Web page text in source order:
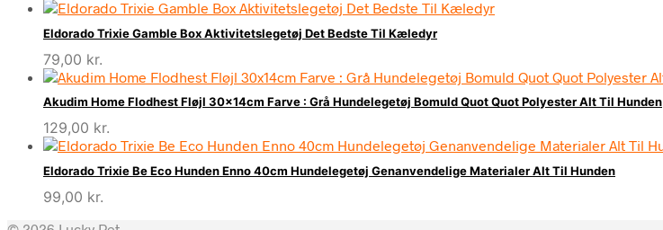
Eldorado Trixie Gamble Box Aktivitetslegetøj Det Bedste Til Kæledyr
79,00 kr.
Akudim Home Flodhest Fløjl 30x14cm Farve : Grå Hundelegetøj Bomuld Quot Quot Polyester Alt Til Hunden
129,00 kr.
Eldorado Trixie Be Eco Hunden Enno 40cm Hundelegetøj Genanvendelige Materialer Alt Til Hunden
99,00 kr.